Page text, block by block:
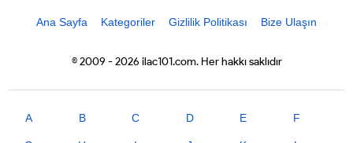
Ana Sayfa Kategoriler Gizlilik Politikası Bize Ulaşın
© 2009 - 2026 ilac101.com. Her hakkı saklıdır
A B C D E F